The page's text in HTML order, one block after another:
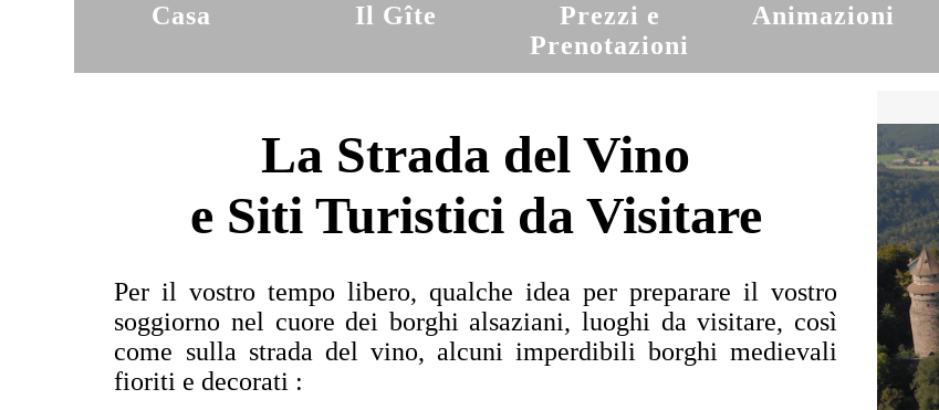
Casa Il Gîte
Prezzi e
Prenotazioni
Animazioni
La Strada del Vino
e Siti Turistici da Visitare
Per il vostro tempo libero, qualche idea per preparare il vostro
soggiorno nel cuore dei borghi alsaziani, luoghi da visitare, così
come sulla strada del vino, alcuni imperdibili borghi medievali
fioriti e decorati :